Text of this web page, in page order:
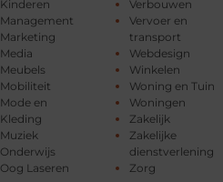
Kinderen
Management
Marketing
Media
Meubels
Mobiliteit
Mode en
Kleding
Muziek
Onderwijs
Oog Laseren
Verbouwen
Vervoer en
transport
Webdesign
Winkelen
Woning en Tuin
Woningen
Zakelijk
Zakelijke
dienstverlening
Zorg